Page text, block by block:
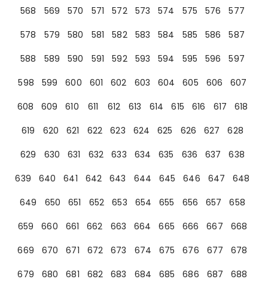
568
569 570 571 572 573 574 575 576
577
578
579 580 581 582 583 584 585 586
587
588
589 590 591 592 593 594 595 596
597
598
599 600 601 602 603 604 605 606
607
608
609 610 611 612 613 614 615 616 617
618
619
620 621 622 623 624 625 626 627
628
629
630 631 632 633 634 635 636 637
638
639
640 641 642 643 644 645 646 647
648
649
650 651 652 653 654 655 656 657
658
659
660 661 662 663 664 665 666 667
668
669
670 671 672 673 674 675 676 677
678
679
680 681 682 683 684 685 686 687
688